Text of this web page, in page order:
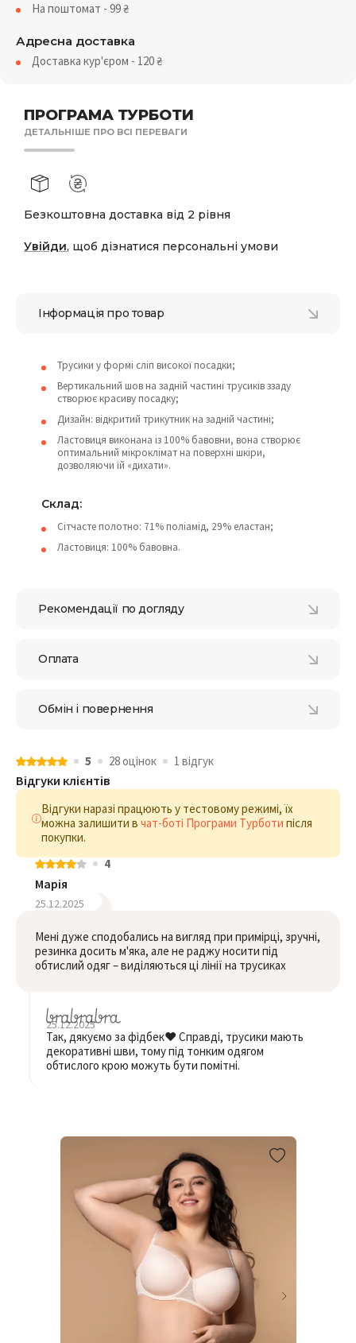
ПРОГРАМА ТУРБОТИ
ДЕТАЛЬНІШЕ ПРО ВСІ ПЕРЕВАГИ
Безкоштовна доставка від 2 рівня
Увійди, щоб дізнатися персональні умови
На поштомат - 99₴
Адресна доставка
Доставка кур'єром - 120₴
Інформація про товар
Трусики у формі сліп високої посадки;
Вертикальний шов на задній частині трусиків ззаду
створює красиву посадку;
Дизайн: відкритий трикутник на задній частині;
Ластовиця виконана із 100% бавовни, вона створює
оптимальний мікроклімат на поверхні шкіри,
дозволяючи їй «дихати».
Склад:
Сітчасте полотно: 71% поліамід, 29% еластан;
Ластовиця: 100% бавовна.
Рекомендації по догляду
Оплата
Обмін і повернення
5 28 оцiнок 1 відгук
Відгуки клієнтів
Відгуки наразі працюють у тестовому режимі, їх
можна залишити в чат-боті Програми Турботи після
покупки.
4
Марія
25.12.2025
Мені дуже сподобались на вигляд при примірці, зручні,
резинка досить м'яка, але не раджу носити під
обтислий одяг – виділяються ці лінії на трусиках
25.12.2025
Так, дякуємо за фідбек❤️ Справді, трусики мають
декоративні шви, тому під тонким одягом
обтислого крою можуть бути помітні.